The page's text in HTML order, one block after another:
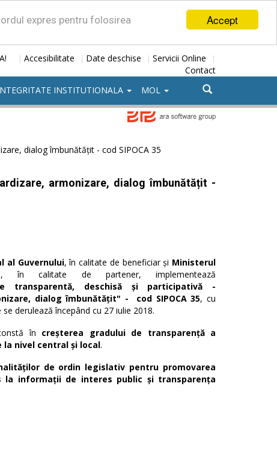
Accept
expres pentru folosirea
| Accesibilitate | Date deschise | Servicii Online |
Contact
INSTITUTIONALA MOL
dialog îmbunătățit - cod SIPOCA 35
armonizare, dialog îmbunătățit -
al Guvernului, în calitate de beneficiarși Ministerul
, în calitate de partener, implementează
transparentă, deschisă și participativă -
dialog îmbunătățit" - cod SIPOCA 35, cu
derulează începând cu 27 iulie 2018.
în creșterea gradului de transparență a
nivel central și local.
de ordin legislativ pentru promovarea
la informații de interes public și transparența